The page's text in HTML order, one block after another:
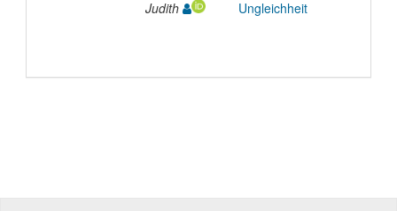
Judith Ungleichheit